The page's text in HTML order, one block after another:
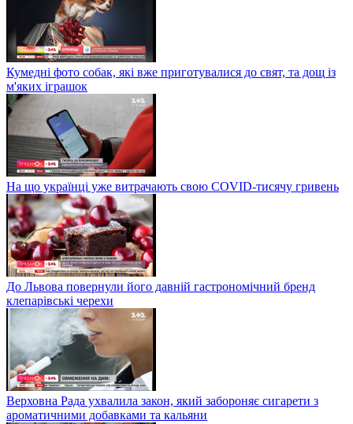
Кумедні фото собак, які вже приготувалися до свят, та дощ із
м'яких іграшок
На що українці уже витрачають свою COVID-тисячу гривень
До Львова повернули його давній гастрономічний бренд
клепарівські черехи
Верховна Рада ухвалила закон, який забороняє сигарети з
ароматичними добавками та кальяни